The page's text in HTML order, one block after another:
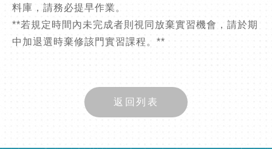
料庫，請務必提早作業。
**若規定時間內未完成者則視同放棄實習機會，請於期
中加退選時棄修該門實習課程。**
返回列表